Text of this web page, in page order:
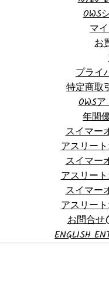
OWS
マ
お
プライ
特定商取
OWS
年間
スイマー
アスリー
スイマー
アスリー
スイマー
アスリー
お問合せ
ENGLISH